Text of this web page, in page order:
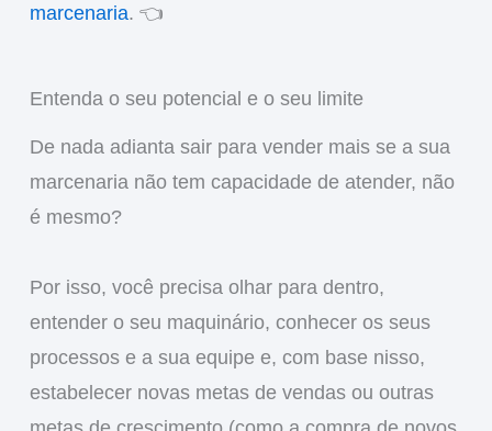
marcenaria. 👈
Entenda o seu potencial e o seu limite
De nada adianta sair para vender mais se a sua
marcenaria não tem capacidade de atender, não
é mesmo?
Por isso, você precisa olhar para dentro,
entender o seu maquinário, conhecer os seus
processos e a sua equipe e, com base nisso,
estabelecer novas metas de vendas ou outras